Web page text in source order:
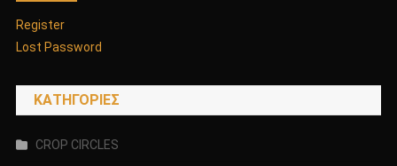
Register
Lost Password
KΑΤΗΓΟΡΊΕΣ
CROP CIRCLES